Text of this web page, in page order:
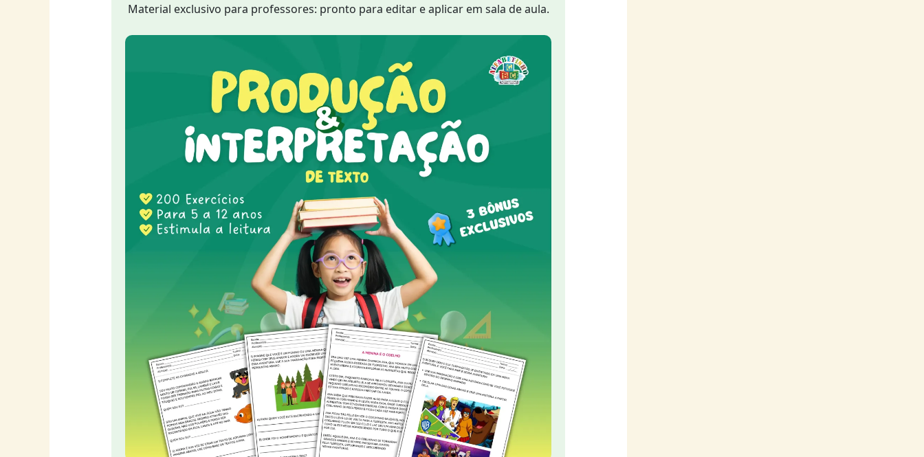
Material exclusivo para professores: pronto para editar e aplicar em sala de aula.